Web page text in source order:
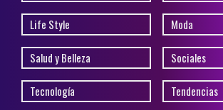
Life Style Moda
Salud y Belleza Sociales
Tecnología Tendencias